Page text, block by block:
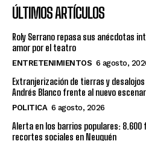
ÚLTIMOS ARTÍCULOS
Roly Serrano repasa sus anécdotas
amor por el teatro
ENTRETENIMIENTOS 6 agosto,
Extranjerización de tierras y
Andrés Blanco frente al nuevo
POLITICA 6 agosto, 2026
Alerta en los barrios populares:
recortes sociales en Neuquén